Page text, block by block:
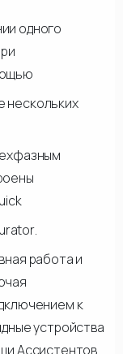
одного
работа и
к
устройства
Ассистентов